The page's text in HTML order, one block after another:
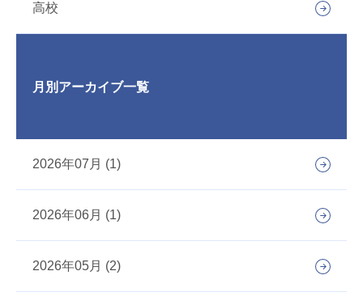
高校
月別アーカイブ一覧
2026年07月 (1)
2026年06月 (1)
2026年05月 (2)